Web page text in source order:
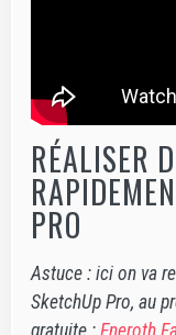
RÉALISER
PRO
Astuce : ici on va
SketchUp Pro, au
gratuite : Eneroth